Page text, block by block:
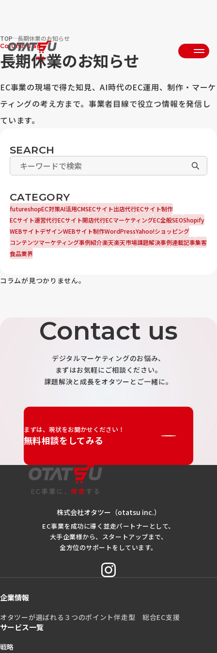
TOP 長期休業のお知らせ
Column Tag
長期休業のお知らせ
EC事業の現場で得た知見、AI時代のEC運用、制作・マーケ
ティングの考え方まで。事業者目線で役立つ情報を発信し
ています。
SEARCH
CATEGORY
futureshopEC対策AI活用CMSECサイト出店代行ECサイト制作
ECサイト運営代行ECサイト開店代行ECマーケティングEC全般SEOShopify
WEBサイトデザインWEBサイト制作WordPressYahoo!ショッピング
コンテンツマーケティング事例紹介楽天楽天市場課題解決事例連載記事集客
食品業界
コラムが見つかりません。
Contact us
デジタルマーケティングのお悩み、
まずはお気軽にご相談ください。
課題解決と成長をオタツーとご一緒に。
まずは、現状をお聞かせください！
無料相談をしてみる
株式会社オタツー（otatsu inc.）
EC事業を成功に導く並走パートナーとして、
大手企業様から、スタートアップまで、
全方位のサポートをしています。
企業情報
オタツーが選ばれる３つのポイント伴走型 総合EC支援
サービス一覧
戦略